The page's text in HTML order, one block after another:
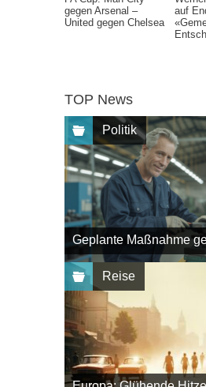
gegen Arsenal –
United gegen Chelsea
auf
TOP News
Politik
Geplante Maßnahme
Reise